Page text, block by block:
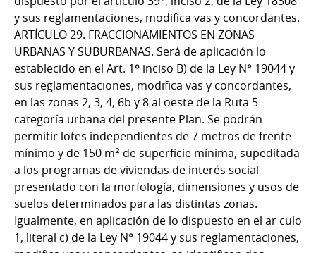
y sus reglamentaciones, modifica vas y concordantes.
ARTÍCULO 29. FRACCIONAMIENTOS EN ZONAS
URBANAS Y SUBURBANAS. Será de aplicación lo
establecido en el Art. 1º inciso B) de la Ley N° 19044 y
sus reglamentaciones, modifica vas y concordantes,
en las zonas 2, 3, 4, 6b y 8 al oeste de la Ruta 5
categoría urbana del presente Plan. Se podrán
permitir lotes independientes de 7 metros de frente
mínimo y de 150 m² de superficie mínima, supeditada
a los programas de viviendas de interés social
presentado con la morfología, dimensiones y usos de
suelos determinados para las distintas zonas.
Igualmente, en aplicación de lo dispuesto en el ar culo
1, literal c) de la Ley N° 19044 y sus reglamentaciones,